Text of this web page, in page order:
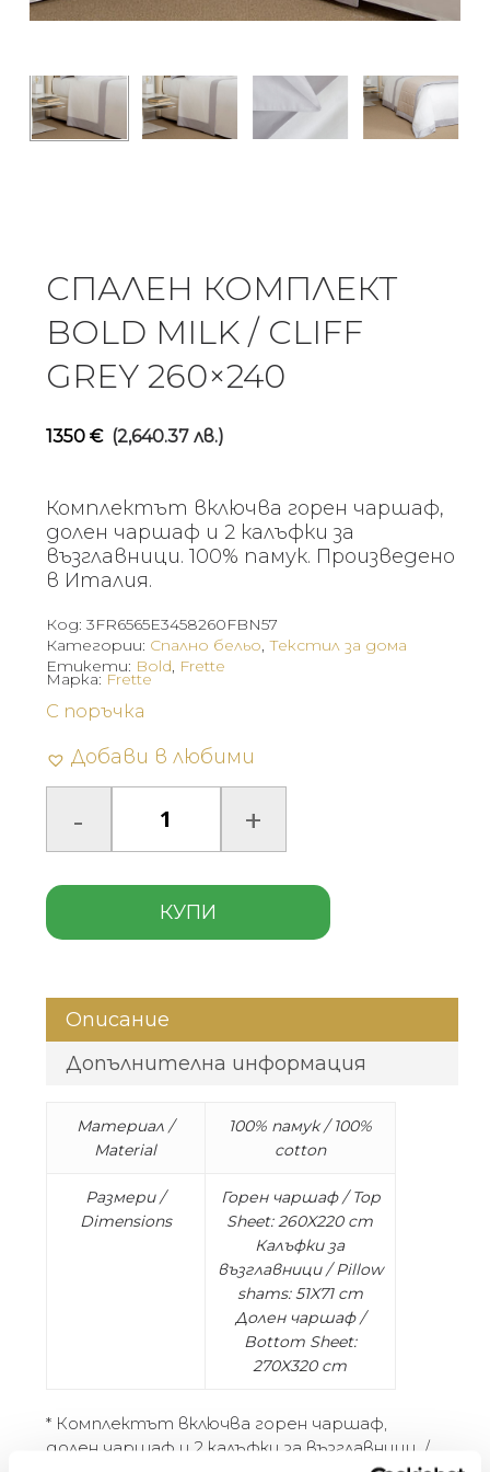
СПАЛЕН КОМПЛЕКТ
BOLD MILK / CLIFF
GREY 260×240
1350 € (2,640.37 лв.)
Комплектът включва горен чаршаф,
долен чаршаф и 2 калъфки за
възглавници. 100% памук. Произведено
в Италия.
Код: 3FR6565E3458260FBN57
Категории: Спално бельо, Текстил за дома
Етикети: Bold, Frette
С поръчка
Добави в любими
КУПИ
Марка: Frette
Описание
Допълнителна информация
Материал /
Material
100% памук / 100%
cotton
Размери /
Dimensions
Горен чаршаф / Top
Sheet: 260X220 cm
Калъфки за
възглавници / Pillow
shams: 51X71 cm
Долен чаршаф /
Bottom Sheet:
270X320 cm
* Комплектът включва горен чаршаф,
долен чаршаф и 2 калъфки за възглавници. /